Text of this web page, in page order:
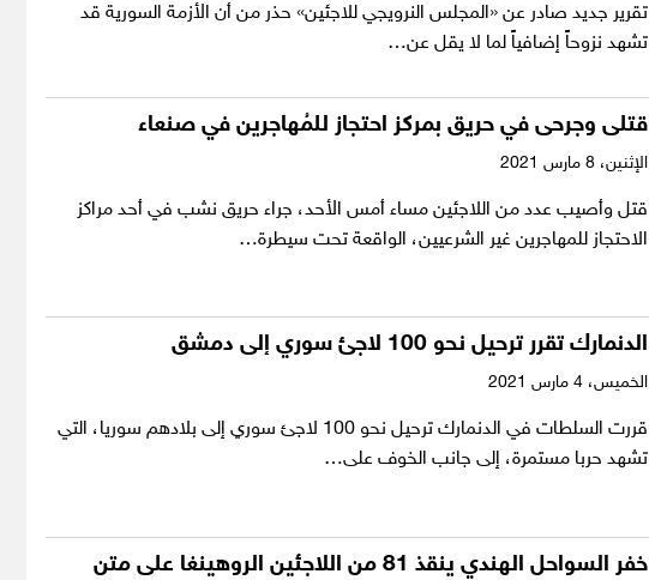
تقرير جديد صادر عن «المجلس النرويجي للاجئين» حذر من أن الأزمة السورية قد
تشهد نزوحاً إضافياً لما لا يقل عن…
قتلى وجرحى في حريق بمركز احتجاز للمُهاجرين في صنعاء
الإثنين،
قتل وأصيب عدد من اللاجئين مساء أمس الأحد، جراء حريق نشب في أحد مراكز
الاحتجاز للمهاجرين غير الشرعيين، الواقعة تحت سيطرة…
الدنمارك تقرر ترحيل نحو 100 لاجئ سوري إلى دمشق
الخميس،
قررت السلطات في الدنمارك ترحيل نحو 100 لاجئ سوري إلى بلادهم سوريا، التي
تشهد حربا مستمرة، إلى جانب الخوف على…
خفر السواحل الهندي ينقذ 81 من اللاجئين الروهينغا على متن